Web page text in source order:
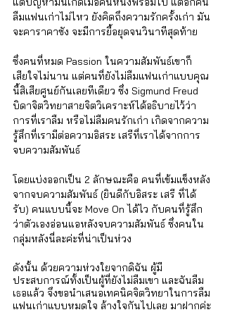
ลืมแฟนเก่าไม่ไหว ยังคิดถึงความรักครั้งเก่า มัน
จะคาราคาซัง จะมีการยื้อยุดจนวินาทีสุดท้าย
ซึ่งคนที่หมด Passion ในความสัมพันธ์เขาก็
เสียใจไม่นาน แต่คนที่ยังไม่ลืมแฟนเก่าแบบคุณ
นี้สิเสียศูนย์กันเลยทีเดียว ซึ่ง Sigmund Freud
บิดาจิตวิทยาสายจิตวิเคราะห์ได้อธิบายไว้ว่า
การที่เราลืม หรือไม่ลืมคนรักเก่า เกิดจากความ
รู้สึกที่เรามีต่อความอิสระ เสรีที่เราได้จากการ
จบความสัมพันธ์
โดยแบ่งออกเป็น 2 ลักษณะคือ คนที่เข้มแข็งหลัง
จากจบความสัมพันธ์ (ยินดีกับอิสระ เสรี ที่ได้
รับ) คนแบบนี้จะ Move On ได้ไว กับคนที่รู้สึก
ว่าตัวเองอ่อนแอหลังจบความสัมพันธ์ ซึ่งคนใน
กลุ่มหลังนี่ละค่ะที่น่าเป็นห่วง
ดังนั้น ด้วยความห่วงใยจากดิฉัน ผู้มี
ประสบการณ์ทั้งเป็นผู้ที่ยังไม่ลืมเขา และฉันลืม
เธอแล้ว จึงขอนำเสนอเทคนิคจิตวิทยาในการลืม
แฟนเก่าแบบหมดใจ ล้างใจกันไปเลย มาฝากค่ะ